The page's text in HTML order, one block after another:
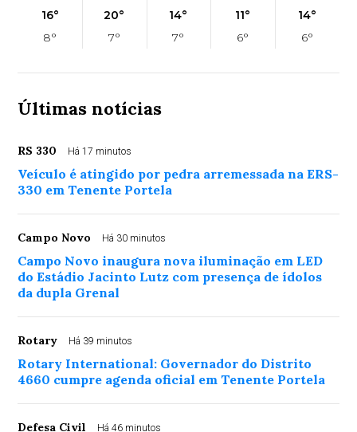
16°
8°
20°
7°
14°
7°
11°
6°
14°
6°
Últimas notícias
RS 330 Há 17 minutos
Veículo é atingido por pedra arremessada na ERS-
330 em Tenente Portela
Campo Novo Há 30 minutos
Campo Novo inaugura nova iluminação em LED
do Estádio Jacinto Lutz com presença de ídolos
da dupla Grenal
Rotary Há 39 minutos
Rotary International: Governador do Distrito
4660 cumpre agenda oficial em Tenente Portela
Defesa Civil Há 46 minutos